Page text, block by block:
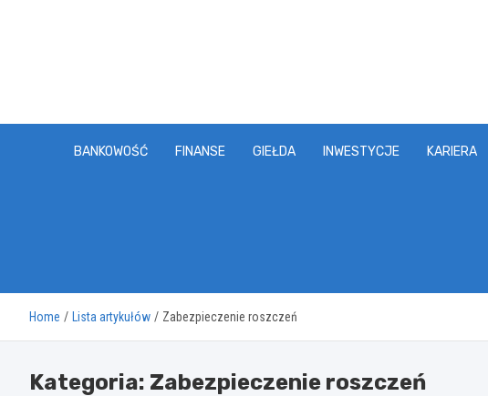
BANKOWOŚĆ FINANSE GIEŁDA INWESTYCJE KARIERA
Home Lista artykułów Zabezpieczenie roszczeń
Kategoria: Zabezpieczenie roszczeń